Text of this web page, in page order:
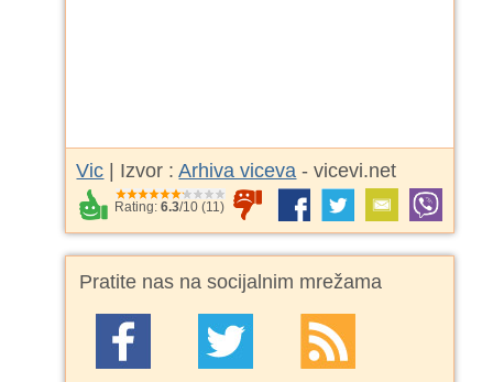
Vic | Izvor :Arhiva viceva - vicevi.net
Rating:6.3/10 (11)
Pratite nas na socijalnim mrežama